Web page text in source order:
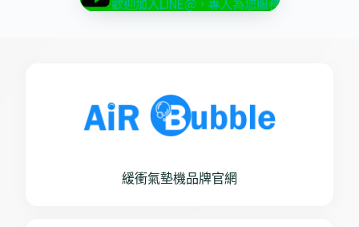
歡迎加入LINE@，專人為您服務
緩衝氣墊機品牌官網